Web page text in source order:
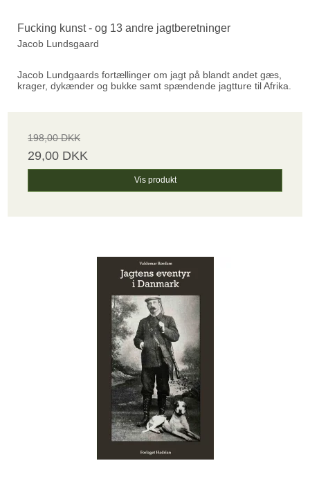
Fucking kunst - og 13 andre jagtberetninger
Jacob Lundsgaard
Jacob Lundgaards fortællinger om jagt på blandt andet gæs,
krager, dykænder og bukke samt spændende jagtture til Afrika.
198,00 DKK
29,00 DKK
Vis produkt